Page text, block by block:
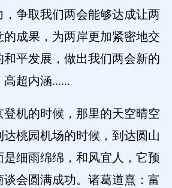
，争取我们两会能够达成让两
的成果，为两岸更加紧密地交
平发展，做出我们两会新的
超内涵......
机的时候，那里的天空晴空
桃园机场的时候，到达圆山
细雨绵绵，和风宜人，它预
会圆满成功。诸葛道熹：富